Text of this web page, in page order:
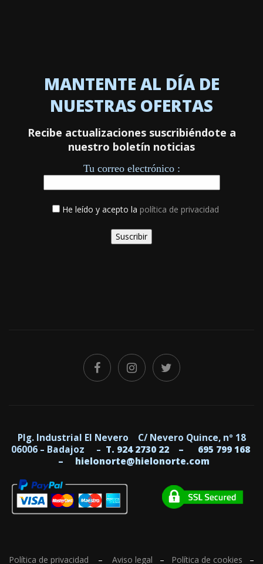
MANTENTE AL DÍA DE
NUESTRAS OFERTAS
Recibe actualizaciones suscribiéndote a
nuestro boletín noticias
Tu correo electrónico :
He leído y acepto la política de privacidad
Plg. Industrial El Nevero C/ Nevero Quince, nº 18
06006 – Badajoz – T. 924 2730 22 –
695 799 168
– hielonorte@hielonorte.com
Política de privacidad – Aviso legal – Política de cookies –